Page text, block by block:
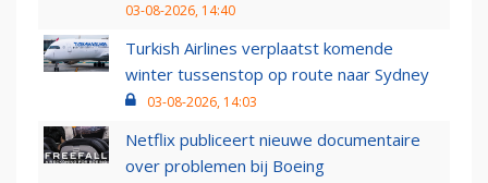
03-08-2026, 14:40
Turkish Airlines verplaatst komende
winter tussenstop op route naar Sydney
03-08-2026, 14:03
Netflix publiceert nieuwe documentaire
over problemen bij Boeing